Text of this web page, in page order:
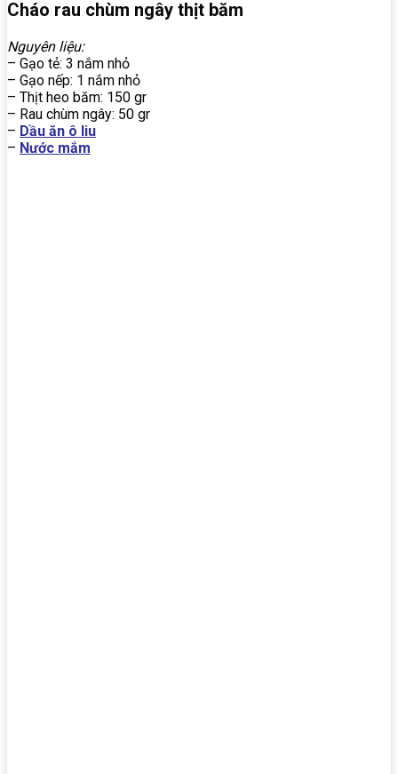
Cháo rau chùm ngây thịt băm
Nguyên liệu:
– Gạo tẻ: 3 nắm nhỏ
– Gạo nếp: 1 nắm nhỏ
– Thịt heo băm: 150 gr
– Rau chùm ngây: 50 gr
– Dầu ăn ô liu
– Nước mắm